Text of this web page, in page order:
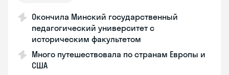
Окончила Минский государственный
педагогический университет с
историческим факультетом
Много путешествовала по странам Европы и
США